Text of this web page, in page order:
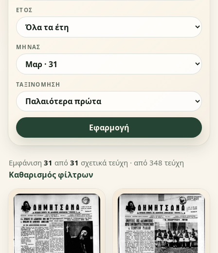
ΈΤΟΣ
ΜΉΝΑΣ
ΤΑΞΙΝΌΜΗΣΗ
Εφαρμογή
Εμφάνιση 31 από 31 σχετικά τεύχη · από 348 τεύχη
Καθαρισμός φίλτρων